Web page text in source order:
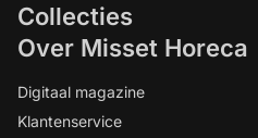
Collecties
Over Misset Horeca
Digitaal magazine
Klantenservice